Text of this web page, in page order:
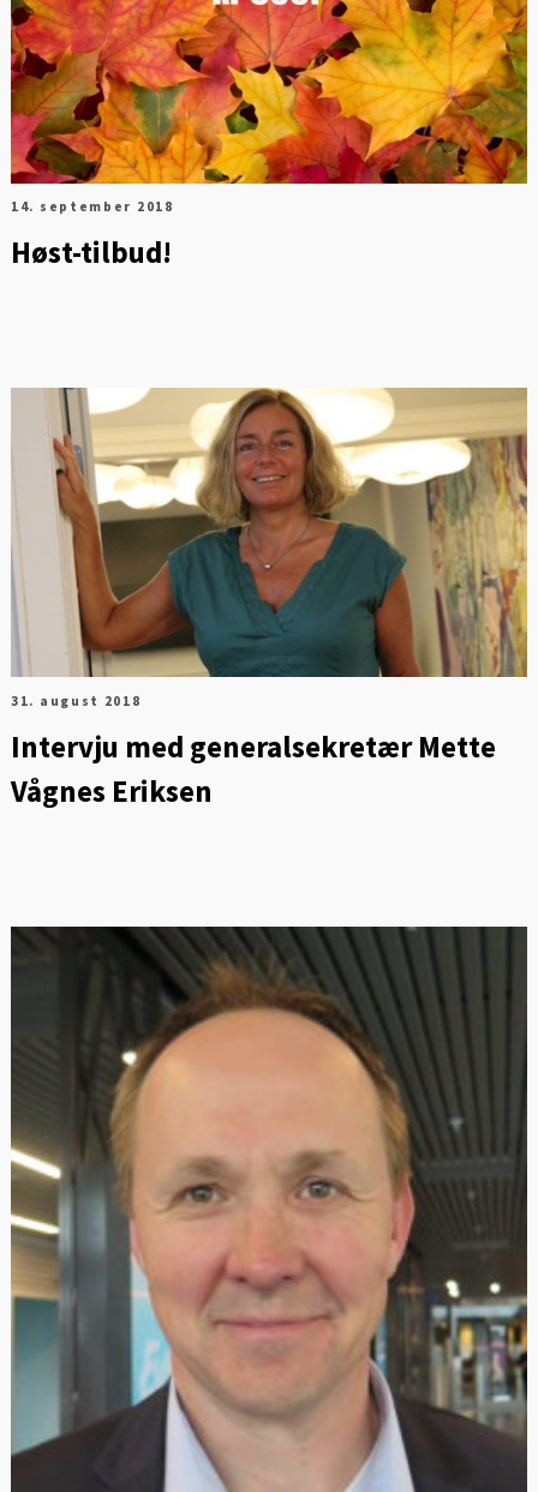
14. september 2018
Høst-tilbud!
31. august 2018
Intervju med generalsekretær Mette
Vågnes Eriksen